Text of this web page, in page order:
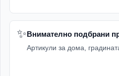
✨Внимателно подбрани
Артикули за дома,